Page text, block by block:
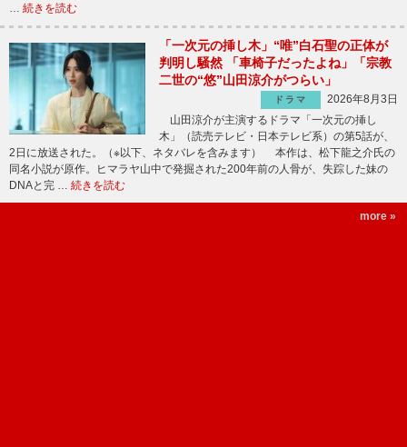
続きを読む
「一次元の挿し木」“唯”白石聖の正体が
判明し騒然 「車椅子だったよね」「宗教
二世の“悠”山田涼介がつらい」
ドラマ
2026年8月3日
山田涼介が主演するドラマ「一次元の挿し
木」（読売テレビ・日本テレビ系）の第5話が、
2日に放送された。（※以下、ネタバレを含みます） 本作は、松下龍之介氏の
同名小説が原作。ヒマラヤ山中で発掘された200年前の人骨が、失踪した妹の
DNAと完 … 続きを読む
more »